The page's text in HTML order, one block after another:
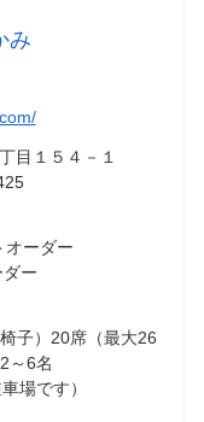
み
目１５４－１
オーダー
ー
子）20席（最大26
～6名
場です）